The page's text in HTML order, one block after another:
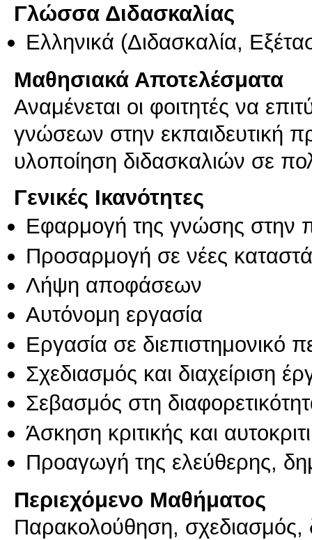
Γλώσσα Διδασκαλίας
Ελληνικά (Διδασκαλία,
Μαθησιακά Αποτελέσματα
Αναμένεται οι φοιτητές να
γνώσεων στην εκπαιδευτική
Γενικές Ικανότητες
Εφαρμογή της γνώσης στην
Προσαρμογή σε νέες
Λήψη αποφάσεων
Αυτόνομη εργασία
Εργασία σε διεπιστημονικό
Σχεδιασμός και διαχείριση
Σεβασμός στη
Άσκηση κριτικής και
Προαγωγή της ελεύθερης,
Περιεχόμενο Μαθήματος
Παρακολούθηση, σχεδιασμός,